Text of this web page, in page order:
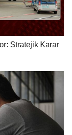
Stratejik Karar